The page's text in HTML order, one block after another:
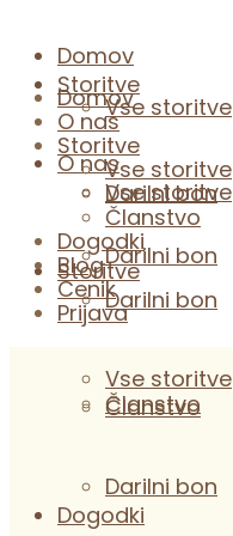
Vse storitve
Darilni bon
Članstvo
Storitve
Vse storitve
Darilni bon
Članstvo
Dogodki
Domov
O nas
Storitve
Vse storitve
Darilni bon
Domov
O nas
Storitve
Vse storitve
Darilni bon
Članstvo
Dogodki
Blog
Cenik
Prijava